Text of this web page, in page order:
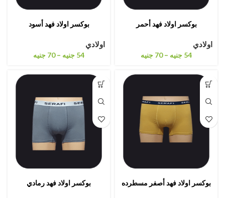
بوكسر اولاد فهد أحمر
اولادي
54 جنيه –
70 جنيه
بوكسر اولاد فهد أسود
اولادي
54 جنيه –
70 جنيه
بوكسر اولاد فهد أصفر مسطرده بوكسر اولاد فهد رمادي